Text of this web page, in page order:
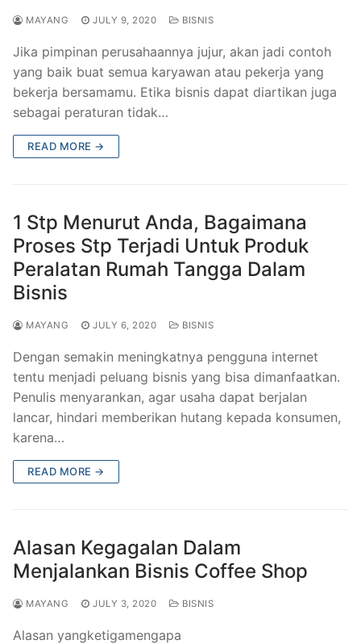
MAYANG JULY 9, 2020 BISNIS
Jika pimpinan perusahaannya jujur, akan jadi contoh
yang baik buat semua karyawan atau pekerja yang
bekerja bersamamu. Etika bisnis dapat diartikan juga
sebagai peraturan tidak…
READ MORE →
1 Stp Menurut Anda, Bagaimana
Proses Stp Terjadi Untuk Produk
Peralatan Rumah Tangga Dalam
Bisnis
MAYANG JULY 6, 2020 BISNIS
Dengan semakin meningkatnya pengguna internet
tentu menjadi peluang bisnis yang bisa dimanfaatkan.
Penulis menyarankan, agar usaha dapat berjalan
lancar, hindari memberikan hutang kepada konsumen,
karena…
READ MORE →
Alasan Kegagalan Dalam
Menjalankan Bisnis Coffee Shop
MAYANG JULY 3, 2020 BISNIS
Alasan yangketigamengapa